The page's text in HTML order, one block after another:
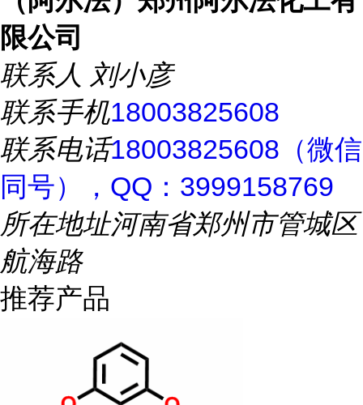
限公司
联系人 刘小彦
联系手机18003825608
联系电话18003825608（微信
同号），QQ：3999158769
所在地址河南省郑州市管城区
航海路
推荐产品